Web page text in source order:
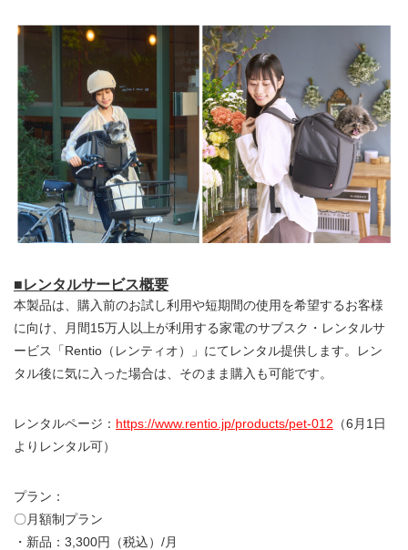
■レンタルサービス概要
本製品は、購入前のお試し利用や短期間の使用を希望するお客様
に向け、月間15万人以上が利用する家電のサブスク・レンタルサ
ービス「Rentio（レンティオ）」にてレンタル提供します。レン
タル後に気に入った場合は、そのまま購入も可能です。
レンタルページ： https://www.rentio.jp/products/pet-012 （6月1日
よりレンタル可）
プラン：
〇月額制プラン
・新品：3,300円（税込）/月